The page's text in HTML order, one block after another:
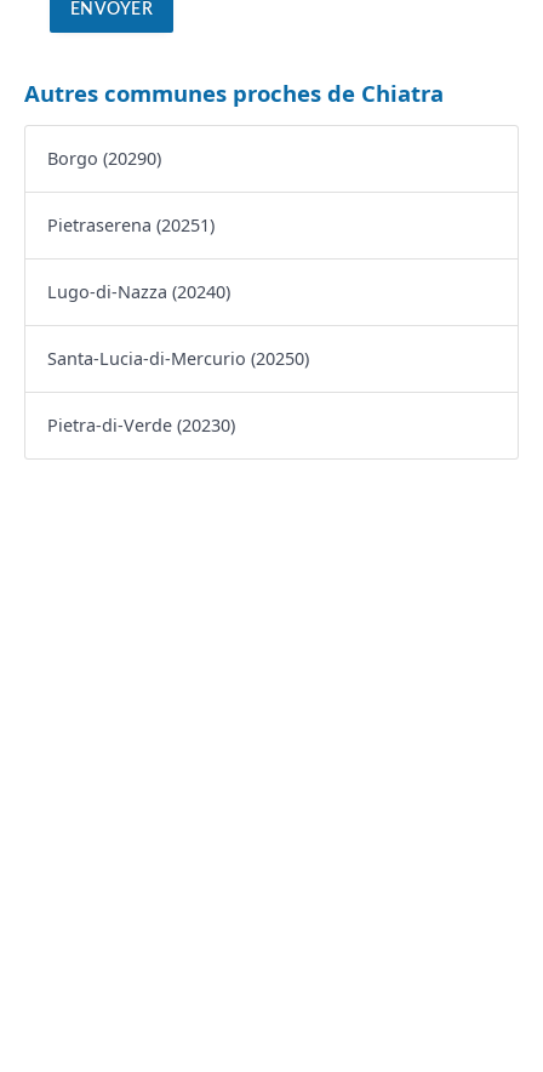
Autres communes proches de Chiatra
Borgo (20290)
Pietraserena (20251)
Lugo-di-Nazza (20240)
Santa-Lucia-di-Mercurio (20250)
Pietra-di-Verde (20230)